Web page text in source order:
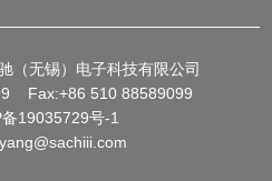
（无锡）电子科技有限公司
Fax:+86 510 88589099
19035729号-1